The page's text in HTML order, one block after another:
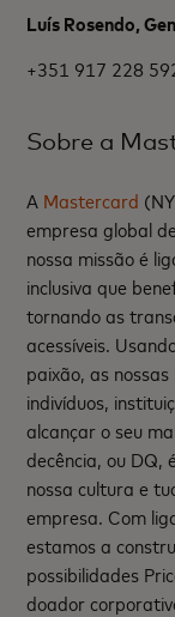
Luís Rosendo,
+351 917 228
Sobre a
A Mastercard
empresa global
nossa missão é
inclusiva que
tornando as
acessíveis.
paixão, as
indivíduos,
alcançar o seu
decência, ou DQ,
nossa cultura e
empresa. Com
estamos a
possibilidades
doador